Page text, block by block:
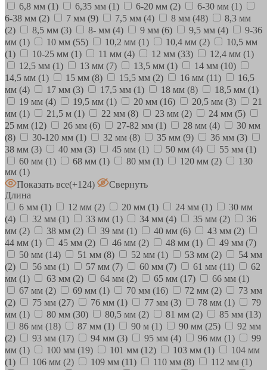
6,8 мм (1) 6,35 мм (1) 6-20 мм (2) 6-30 мм (1)
6-38 мм (2) 7 мм (9) 7,5 мм (4) 8 мм (48)
8,3 мм
(2)
8,5 мм (3) 8- мм (4) 9 мм (6) 9,5 мм (4)
9-36
мм (1) 10 мм (55) 10,2 мм (1) 10,4 мм (2)
10,5 мм
(1)
10-25 мм (1) 11 мм (4) 12 мм (33) 12,4 мм (1)
12,5 мм (1) 13 мм (7) 13,5 мм (1) 14 мм (10)
14,5 мм (1) 15 мм (8) 15,5 мм (2) 16 мм (11)
16,5
мм (4) 17 мм (3) 17,5 мм (1) 18 мм (8) 18,5 мм (1)
19 мм (4) 19,5 мм (1) 20 мм (16) 20,5 мм (3)
21
мм (1) 21,5 м (1) 22 мм (8) 23 мм (2) 24 мм (5)
25 мм (12) 26 мм (6) 27-82 мм (1) 28 мм (4)
30 мм
(8)
30-120 мм (1) 32 мм (8) 35 мм (9) 36 мм (3)
38 мм (3) 40 мм (3) 45 мм (1) 50 мм (4) 55 мм (1)
60 мм (1) 68 мм (1) 80 мм (1) 120 мм (2)
130
мм (1)
Показать все(+124)
Свернуть
Длина
6 мм (1) 12 мм (2) 20 мм (1) 24 мм (1)
30 мм
(4)
32 мм (1) 33 мм (1) 34 мм (4) 35 мм (2)
36
мм (2) 38 мм (2) 39 мм (1) 40 мм (6) 43 мм (2)
44 мм (1) 45 мм (2) 46 мм (2) 48 мм (1) 49 мм (7)
50 мм (14) 51 мм (8) 52 мм (1) 53 мм (2)
54 мм
(2)
56 мм (1) 57 мм (7) 60 мм (7) 61 мм (11)
62
мм (1) 63 мм (2) 64 мм (2) 65 мм (17) 66 мм (1)
67 мм (2) 69 мм (1) 70 мм (16) 72 мм (2)
73 мм
(2)
75 мм (27) 76 мм (1) 77 мм (3) 78 мм (1)
79
мм (1) 80 мм (30) 80,5 мм (2) 81 мм (2) 85 мм (13)
86 мм (18) 87 мм (1) 90 м (1) 90 мм (25)
92 мм
(2)
93 мм (17) 94 мм (3) 95 мм (4) 96 мм (1)
99
мм (1) 100 мм (19) 101 мм (12) 103 мм (1)
104 мм
(1)
106 мм (2) 109 мм (11) 110 мм (8) 112 мм (1)